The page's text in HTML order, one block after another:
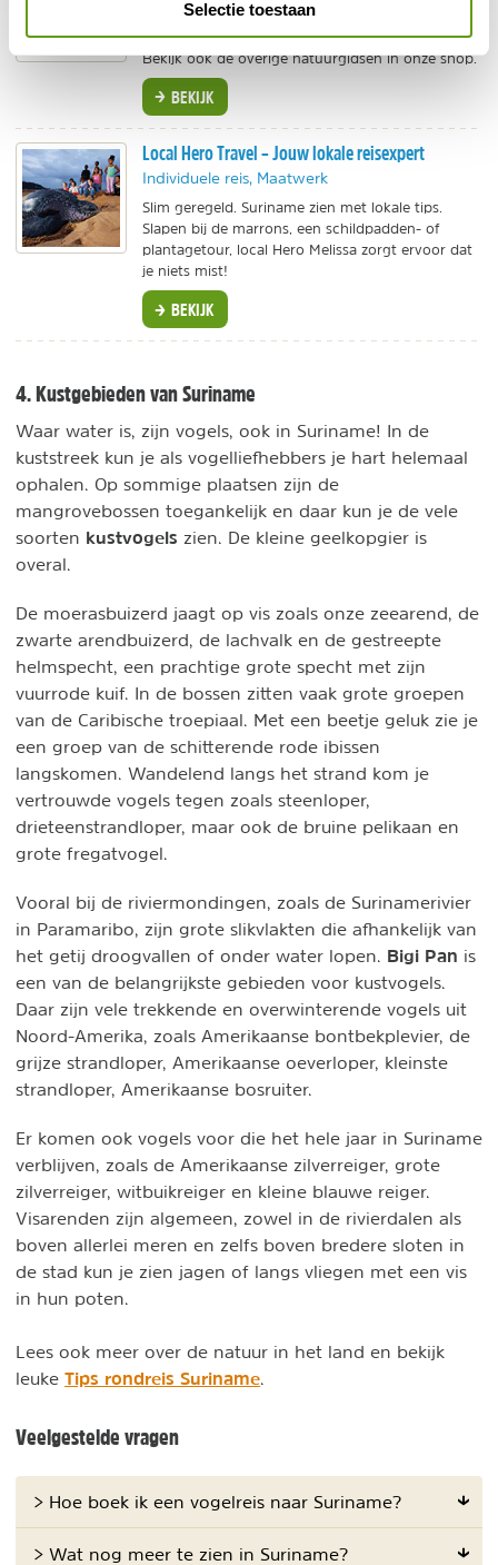
Selectie toestaan
Handige uitvouwkaart van de meest
voorkomende dieren en vogels in de Amazone.
Bekijk ook de overige natuurgidsen in onze shop.
BEKIJK
Local Hero Travel – Jouw lokale reisexpert
Individuele reis, Maatwerk
Slim geregeld. Suriname zien met lokale tips.
Slapen bij de marrons, een schildpadden- of
plantagetour, local Hero Melissa zorgt ervoor dat
je niets mist!
BEKIJK
4. Kustgebieden van Suriname
Waar water is, zijn vogels, ook in Suriname! In de
kuststreek kun je als vogelliefhebbers je hart helemaal
ophalen. Op sommige plaatsen zijn de
mangrovebossen toegankelijk en daar kun je de vele
soorten kustvogels zien. De kleine geelkopgier is
overal.
De moerasbuizerd jaagt op vis zoals onze zeearend, de
zwarte arendbuizerd, de lachvalk en de gestreepte
helmspecht, een prachtige grote specht met zijn
vuurrode kuif. In de bossen zitten vaak grote groepen
van de Caribische troepiaal. Met een beetje geluk zie je
een groep van de schitterende rode ibissen
langskomen. Wandelend langs het strand kom je
vertrouwde vogels tegen zoals steenloper,
drieteenstrandloper, maar ook de bruine pelikaan en
grote fregatvogel.
Vooral bij de riviermondingen, zoals de Surinamerivier
in Paramaribo, zijn grote slikvlakten die afhankelijk van
het getij droogvallen of onder water lopen. Bigi Pan is
een van de belangrijkste gebieden voor kustvogels.
Daar zijn vele trekkende en overwinterende vogels uit
Noord-Amerika, zoals Amerikaanse bontbekplevier, de
grijze strandloper, Amerikaanse oeverloper, kleinste
strandloper, Amerikaanse bosruiter.
Er komen ook vogels voor die het hele jaar in Suriname
verblijven, zoals de Amerikaanse zilverreiger, grote
zilverreiger, witbuikreiger en kleine blauwe reiger.
Visarenden zijn algemeen, zowel in de rivierdalen als
boven allerlei meren en zelfs boven bredere sloten in
de stad kun je zien jagen of langs vliegen met een vis
in hun poten.
Lees ook meer over de natuur in het land en bekijk
leuke Tips rondreis Suriname
Veelgestelde vragen
> Hoe boek ik een vogelreis naar Suriname?
> Wat nog meer te zien in Suriname?